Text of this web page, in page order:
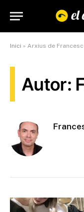
Inici » Arxius de
Autor: